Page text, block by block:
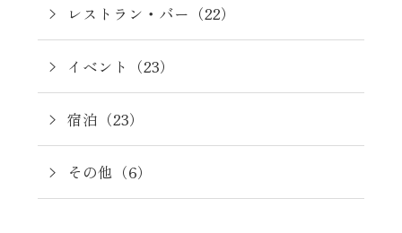
レストラン・バー（22）
イベント（23）
宿泊（23）
その他（6）